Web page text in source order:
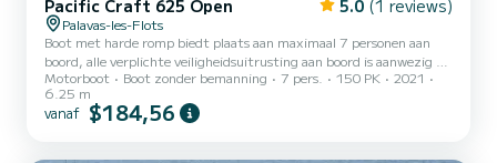
Pacific Craft 625 Open 5.0 (1 reviews)
Palavas-les-Flots
Boot met harde romp biedt plaats aan maximaal 7 personen aan
boord, alle verplichte veiligheidsuitrusting aan boord is aanwezig en
gecontroleerd, hij is uitgerust met een zonnekussen aan de
voorkant, GPS-sirene, dekdouche en muziek.
Motorboot Boot zonder bemanning 7 pers. 150 PK
2021
6.25 m
vanaf $184,56